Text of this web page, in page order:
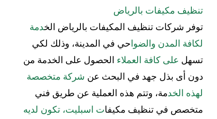
تنظيف مكيفات بالرياض
توفر شركات تنظيف المكيفات بالرياض الخدمة
لكافة المدن والضواحي في المدينة، وذلك لكي
تسهل على كافة العملاء الحصول على الخدمة من
دون أى بذل جهد في البحث عن شركة متخصصة
لهذه الخدمة، وتتم هذه العملية عن طريق فني
متخصص في تنظيف مكيفات اسبليت، تكون لديه